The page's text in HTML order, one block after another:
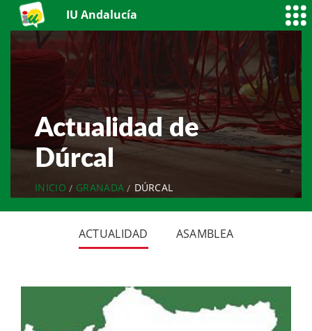
IU Andalucía
Actualidad de
Dúrcal
INICIO GRANADA DÚRCAL
ACTUALIDAD ASAMBLEA